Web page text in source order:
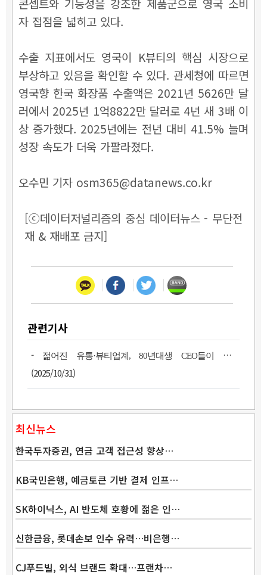
자 접점을 넓히고 있다.
수출 지표에서도 영국이 K뷰티의 핵심 시장으로
부상하고 있음을 확인할 수 있다. 관세청에 따르면
영국향 한국 화장품 수출액은 2021년 5626만 달
러에서 2025년 1억8822만 달러로 4년 새 3배 이
상 증가했다. 2025년에는 전년 대비 41.5% 늘며
성장 속도가 더욱 가팔라졌다.
오수민 기자 osm365@datanews.co.kr
[ⓒ데이터저널리즘의 중심 데이터뉴스 - 무단전
재 & 재배포 금지]
관련기사
- 젊어진 유통·뷰티업계, 80년대생 CEO들이 뛴다
(2025/10/31)
최신뉴스
한국투자증권, 연금 고객 접근성 향상…
KB국민은행, 예금토큰 기반 결제 인프…
SK하이닉스, AI 반도체 호황에 젊은 인…
신한금융, 롯데손보 인수 유력…비은행…
CJ푸드빌, 외식 브랜드 확대…프랜차…